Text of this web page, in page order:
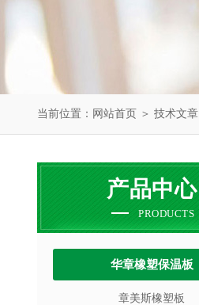
当前位置： 网站首页 ＞ 技术文章
产品中心
PRODUCTS
华章橡塑保温板
章美斯橡塑板